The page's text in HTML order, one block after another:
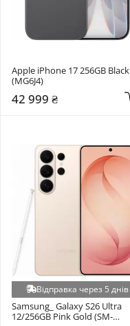
Apple iPhone 17 256GB Black
(MG6J4)
42 999 ₴
Відправка через 5 днів
Samsung_ Galaxy S26 Ultra
12/256GB Pink Gold (SM-